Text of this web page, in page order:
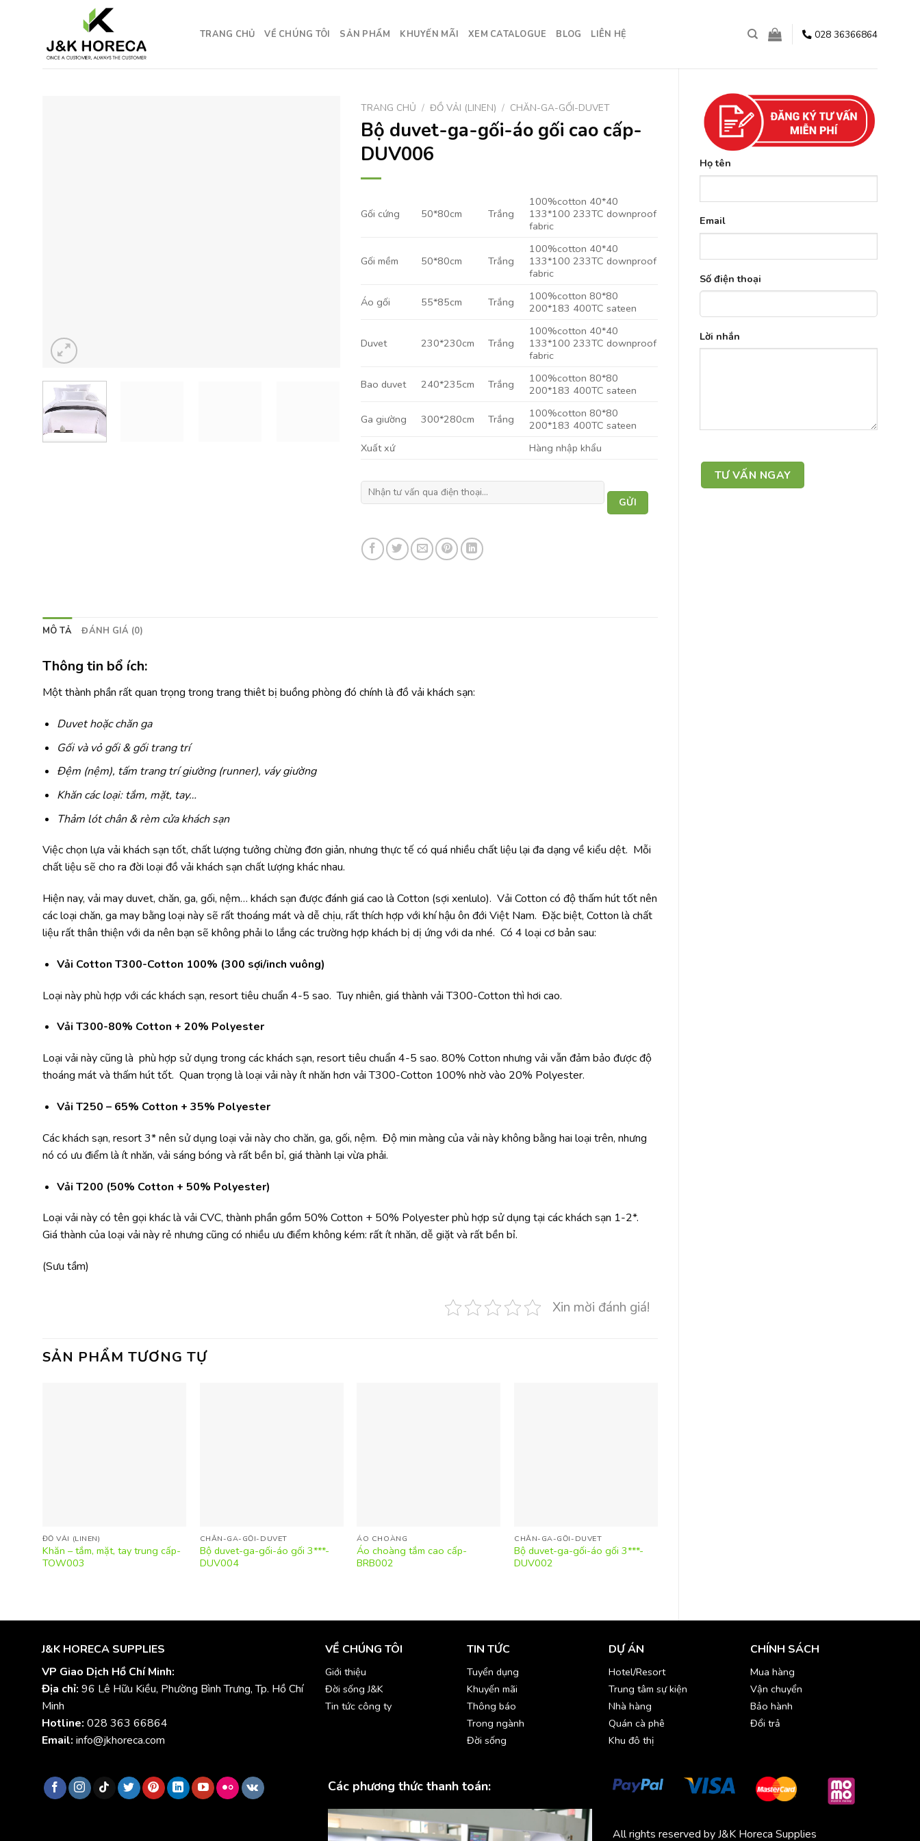
TRANG CHỦ VỀ CHÚNG TÔI SẢN PHẨM KHUYẾN MÃI XEM CATALOGUE BLOG LIÊN HỆ 028 36366864
Họ tên
Email
Số điện thoại
Lời nhắn
TRANG CHỦ / ĐỒ VẢI (LINEN) / CHĂN-GA-GỐI-DUVET
Bộ duvet-ga-gối-áo gối cao cấp-
DUV006
Gối cứng 50*80cm Trắng
100%cotton 40*40
133*100 233TC downproof
fabric
Gối mềm 50*80cm Trắng
100%cotton 40*40
133*100 233TC downproof
fabric
Áo gối 55*85cm Trắng
100%cotton 80*80
200*183 400TC sateen
Duvet 230*230cm Trắng
100%cotton 40*40
133*100 233TC downproof
fabric
Bao duvet 240*235cm Trắng
100%cotton 80*80
200*183 400TC sateen
Ga giường 300*280cm Trắng
100%cotton 80*80
200*183 400TC sateen
Xuất xứ
Hàng nhập khẩu
MÔ TẢ ĐÁNH GIÁ (0)
Thông tin bổ ích:
Một thành phần rất quan trọng trong trang thiêt bị buồng phòng đó chính là đồ vải khách sạn:
Duvet hoặc chăn ga
Gối và vỏ gối & gối trang trí
Đệm (nệm), tấm trang trí giường (runner), váy giường
Khăn các loại: tắm, mặt, tay…
Thảm lót chân & rèm cửa khách sạn
Việc chọn lựa vải khách sạn tốt, chất lượng tưởng chừng đơn giản, nhưng thực tế có quá nhiều chất liệu lại đa dạng về kiểu dệt. Mỗi
chất liệu sẽ cho ra đời loại đồ vải khách sạn chất lượng khác nhau.
Hiện nay, vải may duvet, chăn, ga, gối, nệm… khách sạn được đánh giá cao là Cotton (sợi xenlulo). Vải Cotton có độ thấm hút tốt nên
các loại chăn, ga may bằng loại này sẽ rất thoáng mát và dễ chịu, rất thích hợp với khí hậu ôn đới Việt Nam. Đặc biệt, Cotton là chất
liệu rất thân thiện với da nên bạn sẽ không phải lo lắng các trường hợp khách bị dị ứng với da nhé. Có 4 loại cơ bản sau:
Vải Cotton T300-Cotton 100% (300 sợi/inch vuông)
Loại này phù hợp với các khách sạn, resort tiêu chuẩn 4-5 sao. Tuy nhiên, giá thành vải T300-Cotton thì hơi cao.
Vải T300-80% Cotton + 20% Polyester
Loại vải này cũng là phù hợp sử dụng trong các khách sạn, resort tiêu chuẩn 4-5 sao. 80% Cotton nhưng vải vẫn đảm bảo được độ
thoáng mát và thấm hút tốt. Quan trọng là loại vải này ít nhăn hơn vải T300-Cotton 100% nhờ vào 20% Polyester.
Vải T250 – 65% Cotton + 35% Polyester
Các khách sạn, resort 3* nên sử dụng loại vải này cho chăn, ga, gối, nệm. Độ min màng của vải này không bằng hai loại trên, nhưng
nó có ưu điểm là ít nhăn, vải sáng bóng và rất bền bỉ, giá thành lại vừa phải.
Vải T200 (50% Cotton + 50% Polyester)
Loại vải này có tên gọi khác là vải CVC, thành phần gồm 50% Cotton + 50% Polyester phù hợp sử dụng tại các khách sạn 1-2*.
Giá thành của loại vải này rẻ nhưng cũng có nhiều ưu điểm không kém: rất ít nhăn, dễ giặt và rất bền bỉ.
(Sưu tầm)
Xin mời đánh giá!
SẢN PHẨM TƯƠNG TỰ
ĐỒ VẢI (LINEN)
Khăn – tắm, mặt, tay trung cấp-
TOW003
CHĂN-GA-GỐI-DUVET
Bộ duvet-ga-gối-áo gối 3***-
DUV004
ÁO CHOÀNG
Áo choàng tắm cao cấp-
BRB002
CHĂN-GA-GỐI-DUVET
Bộ duvet-ga-gối-áo gối 3***-
DUV002
J&K HORECA SUPPLIES
VP Giao Dịch Hồ Chí Minh:
Địa chỉ: 96 Lê Hữu Kiều, Phường Bình Trưng, Tp. Hồ Chí
Minh
Hotline: 028 363 66864
Email: info@jkhoreca.com
VỀ CHÚNG TÔI
Giới thiệu
Đời sống J&K
Tin tức công ty
TIN TỨC
Tuyển dụng
Khuyến mãi
Thông báo
Trong ngành
Đời sống
DỰ ÁN
Hotel/Resort
Trung tâm sự kiện
Nhà hàng
Quán cà phê
Khu đô thị
CHÍNH SÁCH
Mua hàng
Vận chuyển
Bảo hành
Đổi trả
Các phương thức thanh toán:
All rights reserved by J&K Horeca Supplies